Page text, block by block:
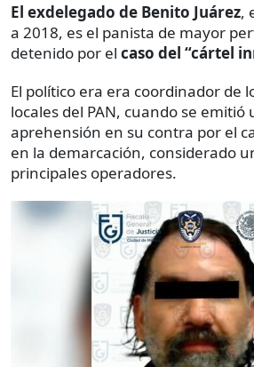
El exdelegado de Benito Juárez,
a 2018, es el panista de mayor
detenido por el caso del “cártel
El político era era coordinador de
locales del PAN, cuando se emitió
aprehensión en su contra por el
en la demarcación, considerado
principales operadores.